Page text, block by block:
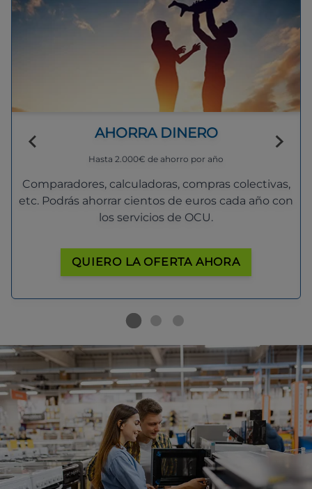
AHORRA DINERO
Hasta 2.000€ de ahorro por año
Comparadores, calculadoras, compras colectivas,
etc. Podrás ahorrar cientos de euros cada año con
los servicios de OCU.
QUIERO LA OFERTA AHORA